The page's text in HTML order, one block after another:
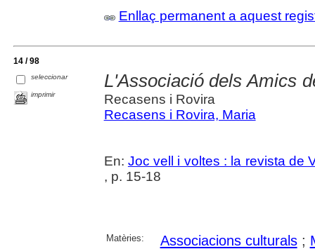
Enllaç permanent a aquest
14 / 98
seleccionar
imprimir
L'Associació dels Amics
Recasens i Rovira
Recasens i Rovira, Maria
En: Joc vell i voltes : la revista de
, p. 15-18
Matèries: Associacions culturals;